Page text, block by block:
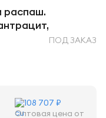
распаш.
ПОД ЗАКАЗ
108 707 ₽
Оптовая цена от